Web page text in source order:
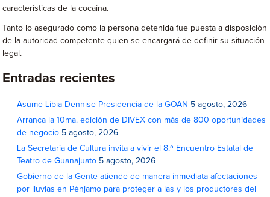
características de la cocaína.
Tanto lo asegurado como la persona detenida fue puesta a disposición
de la autoridad competente quien se encargará de definir su situación
legal.
Entradas recientes
Asume Libia Dennise Presidencia de la GOAN 5 agosto, 2026
Arranca la 10ma. edición de DIVEX con más de 800 oportunidades
de negocio 5 agosto, 2026
La Secretaría de Cultura invita a vivir el 8.º Encuentro Estatal de
Teatro de Guanajuato 5 agosto, 2026
Gobierno de la Gente atiende de manera inmediata afectaciones
por lluvias en Pénjamo para proteger a las y los productores del